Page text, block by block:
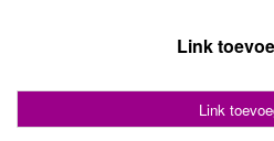
Link
Link